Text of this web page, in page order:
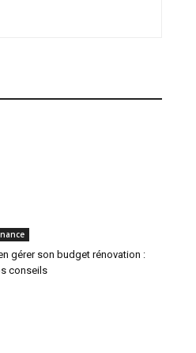
gérer son budget rénovation :
conseils